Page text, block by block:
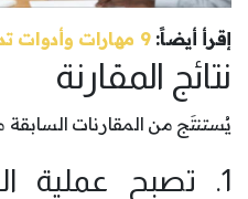
إقرأ أيضاً:9 مهارات وأدوات تدريبية أساسية لكل مدرب
نتائج المقارنة
يُستنتَج من المقارنات السابقة
1. تصبح عملية